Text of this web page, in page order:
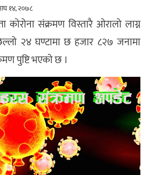
१४, २०७८
कोरोना संक्रमण विस्तारै ओरालो लाग्न
२४ घण्टामा छ हजार ८२७ जनामा
पुष्टि भएको छ ।